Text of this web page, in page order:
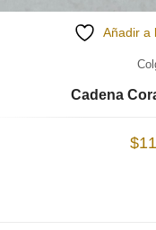
Añadir a
Cadena
$